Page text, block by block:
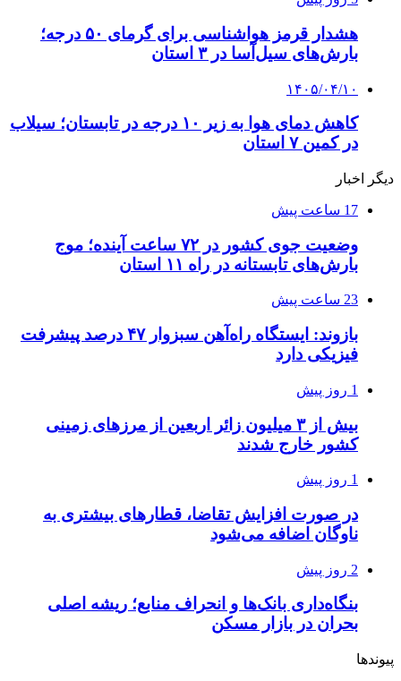
هشدار قرمز هواشناسی برای گرمای ۵۰ درجه؛
بارش‌های سیل‌آسا در ۳ استان
۱۴۰۵/۰۴/۱۰
کاهش دمای هوا به زیر ۱۰ درجه در تابستان؛ سیلاب
در کمین ۷ استان
دیگر اخبار
17 ساعت پیش
وضعیت جوی کشور در ۷۲ ساعت آینده؛ موج
بارش‌های تابستانه در راه ۱۱ استان
23 ساعت پیش
بازوند: ایستگاه راه‌آهن سبزوار ۴۷ درصد پیشرفت
فیزیکی دارد
1 روز پیش
بیش از ۳ میلیون زائر اربعین از مرزهای زمینی
کشور خارج شدند
1 روز پیش
در صورت افزایش تقاضا، قطارهای بیشتری به
ناوگان اضافه می‌شود
2 روز پیش
بنگاه‌داری بانک‌ها و انحراف منابع؛ ریشه اصلی
بحران در بازار مسکن
پیوندها